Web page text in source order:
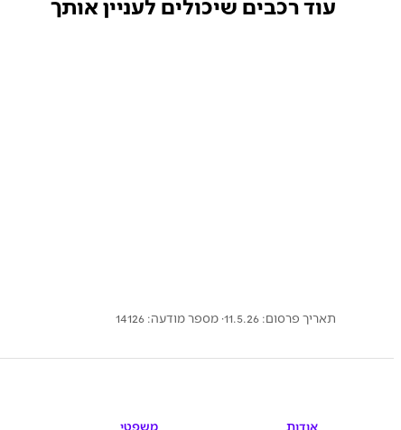
עוד רכבים שיכולים לעניין אותך
תאריך פרסום: 11.5.26 · מספר מודעה: 14126
אודות משפטי